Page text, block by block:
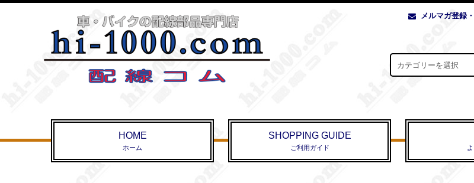
メルマガ登録
HOME
ホーム
SHOPPING GUIDE
ご利用ガイド